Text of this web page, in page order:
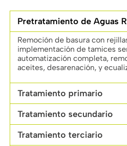
Pretratamiento de Aguas
Remoción de basura con
implementación de tamices
automatización completa,
aceites, desarenación, y
Tratamiento primario
Tratamiento secundario
Tratamiento terciario